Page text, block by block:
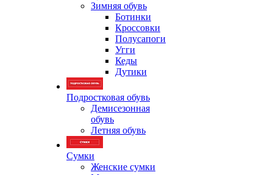
Зимняя обувь
Ботинки
Кроссовки
Полусапоги
Угги
Кеды
Дутики
Подростковая обувь
Демисезонная
обувь
Летняя обувь
Сумки
Женские сумки